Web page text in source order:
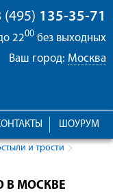
(495) 135-35-71
2200 без выходных
Ваш город: Москва
ШОУРУМ
и трости
В МОСКВЕ